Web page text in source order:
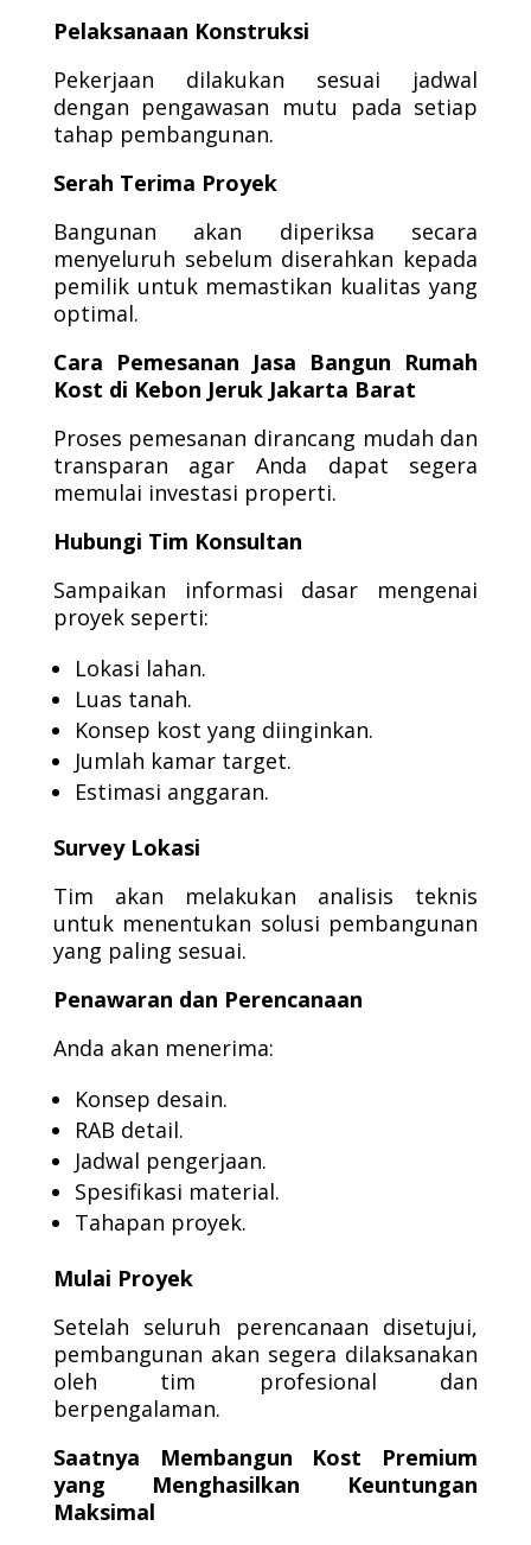
Pelaksanaan Konstruksi
Pekerjaan dilakukan sesuai jadwal
dengan pengawasan mutu pada setiap
tahap pembangunan.
Serah Terima Proyek
Bangunan akan diperiksa secara
menyeluruh sebelum diserahkan kepada
pemilik untuk memastikan kualitas yang
optimal.
Cara Pemesanan Jasa Bangun Rumah
Kost di Kebon Jeruk Jakarta Barat
Proses pemesanan dirancang mudah dan
transparan agar Anda dapat segera
memulai investasi properti.
Hubungi Tim Konsultan
Sampaikan informasi dasar mengenai
proyek seperti:
Lokasi lahan.
Luas tanah.
Konsep kost yang diinginkan.
Jumlah kamar target.
Estimasi anggaran.
Survey Lokasi
Tim akan melakukan analisis teknis
untuk menentukan solusi pembangunan
yang paling sesuai.
Penawaran dan Perencanaan
Anda akan menerima:
Konsep desain.
RAB detail.
Jadwal pengerjaan.
Spesifikasi material.
Tahapan proyek.
Mulai Proyek
Setelah seluruh perencanaan disetujui,
pembangunan akan segera dilaksanakan
oleh tim profesional dan
berpengalaman.
Saatnya Membangun Kost Premium
yang Menghasilkan Keuntungan
Maksimal